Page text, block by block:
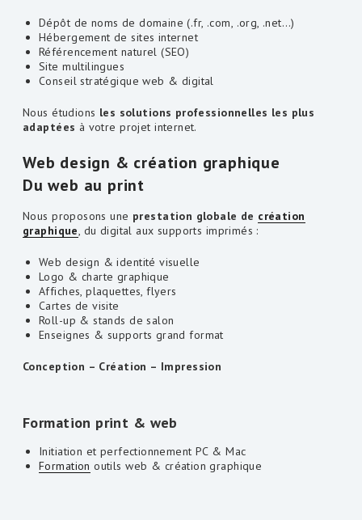
Dépôt de noms de domaine (.fr, .com, .org, .net…)
Hébergement de sites internet
Référencement naturel (SEO)
Site multilingues
Conseil stratégique web & digital
Nous étudions les solutions professionnelles les plus
adaptées à votre projet internet.
Web design & création graphique
Du web au print
Nous proposons une prestation globale de création
graphique, du digital aux supports imprimés :
Web design & identité visuelle
Logo & charte graphique
Affiches, plaquettes, flyers
Cartes de visite
Roll-up & stands de salon
Enseignes & supports grand format
Conception – Création – Impression
Formation print & web
Initiation et perfectionnement PC & Mac
Formation outils web & création graphique